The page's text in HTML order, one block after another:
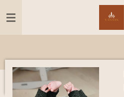
direct